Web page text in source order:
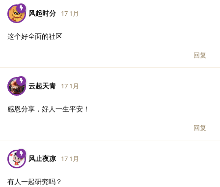
风起时分 17 1月
这个好全面的社区
回复
云起天青 17 1月
感恩分享，好人一生平安！
回复
风止夜凉 17 1月
有人一起研究吗？